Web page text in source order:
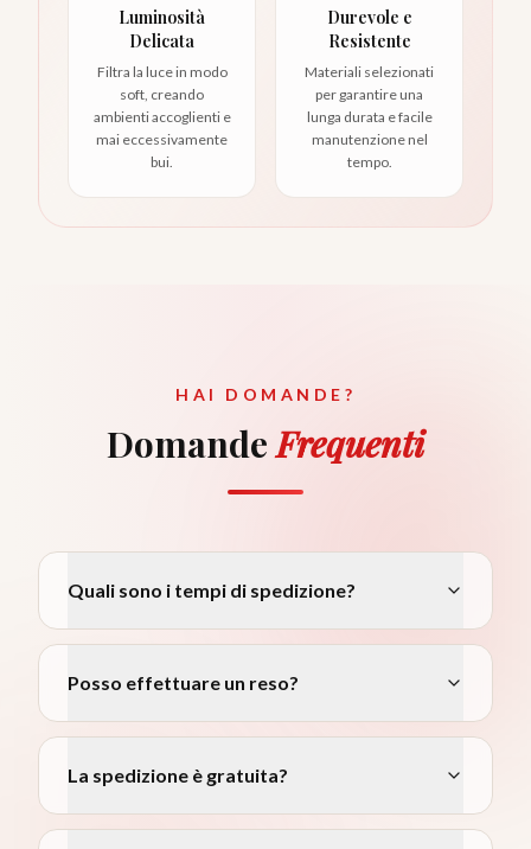
Luminosità
Delicata
Filtra la luce in modo
soft, creando
ambienti accoglienti e
mai eccessivamente
bui.
Durevole e
Resistente
Materiali selezionati
per garantire una
lunga durata e facile
manutenzione nel
tempo.
HAI DOMANDE?
DomandeFrequenti
Quali sono i tempi di spedizione?
Posso effettuare un reso?
La spedizione è gratuita?